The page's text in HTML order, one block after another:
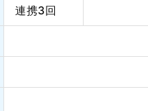
連携3回